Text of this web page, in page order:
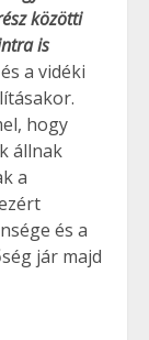
közötti
is
a vidéki
hogy
állnak
a
és a
jár majd